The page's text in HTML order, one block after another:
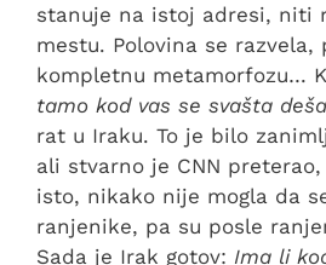
stanuje na istoj adresi, niti
mestu. Polovina se razvela,
kompletnu metamorfozu…
tamo kod vas se svašta
rat u Iraku. To je bilo
ali stvarno je CNN
isto, nikako nije mogla da
ranjenike, pa su posle
Sada je Irak gotov: Ima li